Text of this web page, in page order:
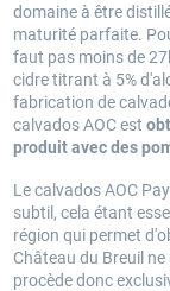
domaine à être
maturité parfaite.
faut pas moins de
cidre titrant à 5%
fabrication de
calvados AOC est
produit avec des
Le calvados AOC
subtil, cela étant
région qui permet
Château du Breuil
procède donc